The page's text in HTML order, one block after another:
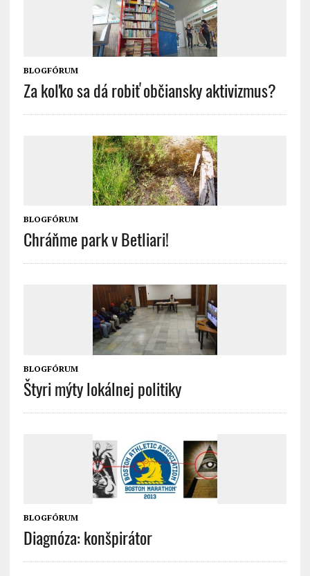
BLOGFÓRUM
Za koľko sa dá robiť občiansky aktivizmus?
BLOGFÓRUM
Chráňme park v Betliari!
BLOGFÓRUM
Štyri mýty lokálnej politiky
BLOGFÓRUM
Diagnóza: konšpirátor